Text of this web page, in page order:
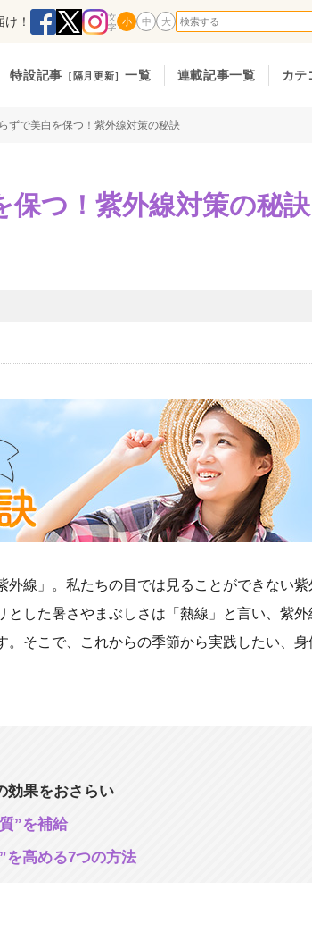
！ 小 中 大
特設記事 ［隔月更新］一覧 連載記事一覧 カテ
で美白を保つ！紫外線対策の秘訣
保つ！紫外線対策の秘訣
線」。私たちの目では見ることができない
した暑さやまぶしさは「熱線」と言い、紫
そこで、これからの季節から実践したい、
効果をおさらい
”を補給
を高める7つの方法